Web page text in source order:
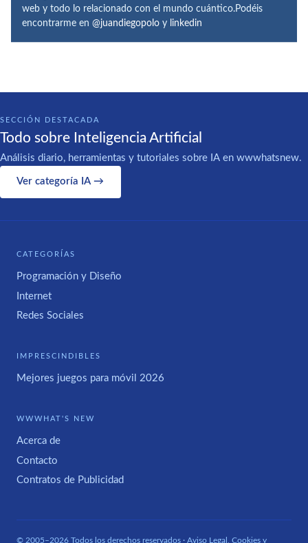
web y todo lo relacionado con el mundo cuántico.Podéis
encontrarme en @juandiegopolo y linkedin
SECCIÓN DESTACADA
Todo sobre Inteligencia Artificial
Análisis diario, herramientas y tutoriales sobre IA en wwwhatsnew.
Ver categoría IA →
CATEGORÍAS
Programación y Diseño
Internet
Redes Sociales
IMPRESCINDIBLES
Mejores juegos para móvil 2026
WWWHAT'S NEW
Acerca de
Contacto
Contratos de Publicidad
© 2005–2026 Todos los derechos reservados · Aviso Legal, Cookies y